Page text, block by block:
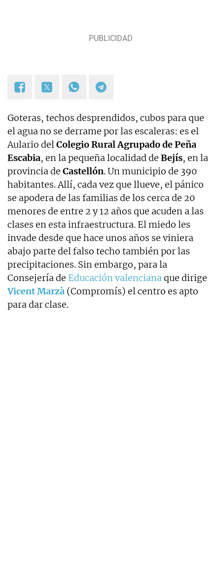
Goteras, techos desprendidos, cubos para que
el agua no se derrame por las escaleras: es el
Aulario delColegio Rural Agrupado de Peña
Escabia, en la pequeña localidad de Bejís, en la
provincia de Castellón. Un municipio de 390
habitantes. Allí, cada vez que llueve, el pánico
se apodera de las familias de los cerca de 20
menores de entre 2 y 12 años que acuden a las
clases en esta infraestructura. El miedo les
invade desde que hace unos años se viniera
abajo parte del falso techo también por las
precipitaciones. Sin embargo, para la
Consejería de Educación valencianaque dirige
Vicent Marzà (Compromís) el centro es apto
para dar clase.